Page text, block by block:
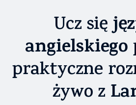
Ucz się
angielskiego
praktyczne
żywo z